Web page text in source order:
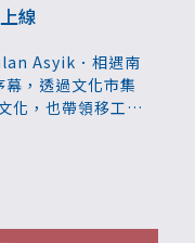
線
Asyik．相遇南
，透過文化市集
化，也帶領移工朋
片已上線